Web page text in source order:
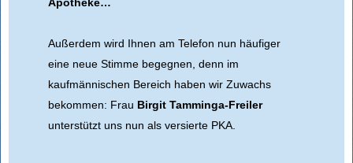
Apotheke…
Außerdem wird Ihnen am Telefon nun häufiger
eine neue Stimme begegnen, denn im
kaufmännischen Bereich haben wir Zuwachs
bekommen: Frau Birgit Tamminga-Freiler
unterstützt uns nun als versierte PKA.